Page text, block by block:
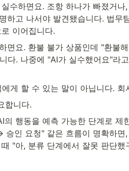
수하면요. 조항 하나가 빠졌거
하고 나서야 발견됐습니다. 법무
이어집니다.
면요. 환불 불가 상품인데 "환불
다. 나중에 "AI가 실수했어요"라
게 할 수 있는 말이 아닙니다.
합니다.
의 행동을 예측 가능한 단계로
인 요청" 같은 흐름이 명확하면
"아, 분류 단계에서 잘못 판단